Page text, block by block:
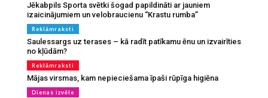
Jēkabpils Sporta svētki šogad papildināti ar jauniem
izaicinājumiem un velobraucienu “Krastu rumba”
Reklāmraksti
Saulessargs uz terases – kā radīt patīkamu ēnu un izvairīties
no kļūdām?
Reklāmraksti
Mājas virsmas, kam nepieciešama īpaši rūpīga higiēna
Dienas izvēle